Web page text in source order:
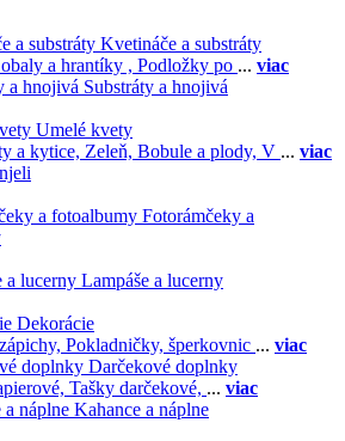
Kvetináče a substráty
a hrantíky , Podložky po ... viac
Substráty a hnojivá
Umelé kvety
a kytice, Zeleň, Bobule a plody, V ... viac
Fotorámčeky a
Lampáše a lucerny
Dekorácie
Pokladničky, šperkovnic ... viac
Darčekové doplnky
Tašky darčekové, ... viac
Kahance a náplne